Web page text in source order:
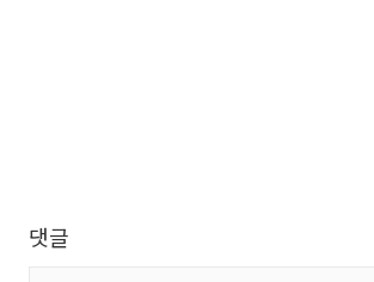
댓글